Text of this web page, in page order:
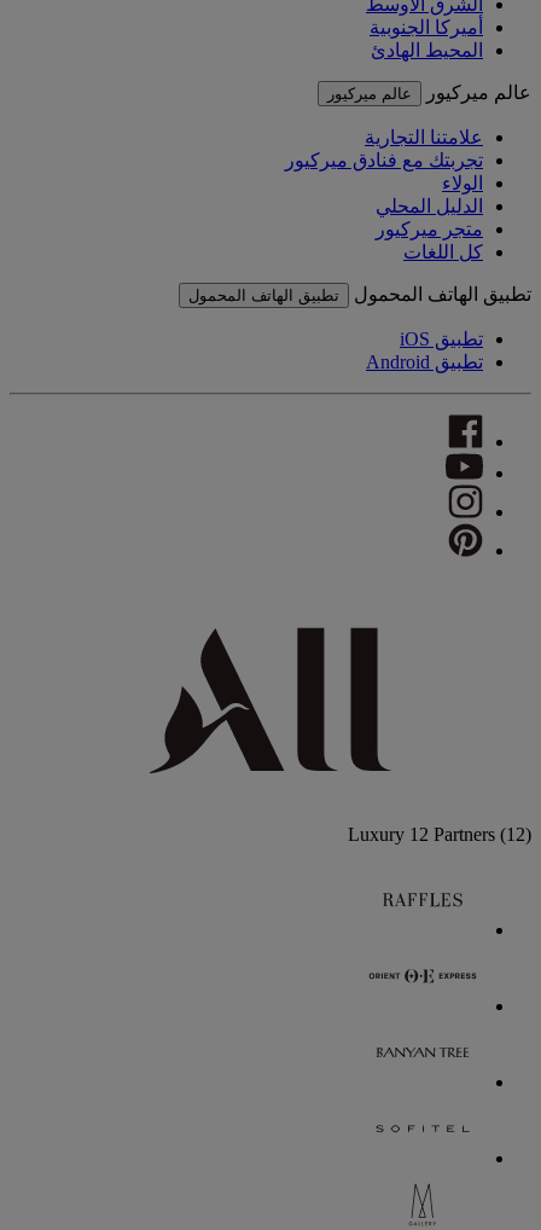
الشرق الأوسط
أميركا الجنوبية
المحيط الهادئ
عالم ميركيور عالم ميركيور
علامتنا التجارية
تجربتك مع فنادق ميركيور
الولاء
الدليل المحلي
متجر ميركيور
كل اللغات
تطبيق الهاتف المحمول تطبيق الهاتف المحمول
تطبيق iOS
تطبيق Android
Luxury 12 Partners (12)